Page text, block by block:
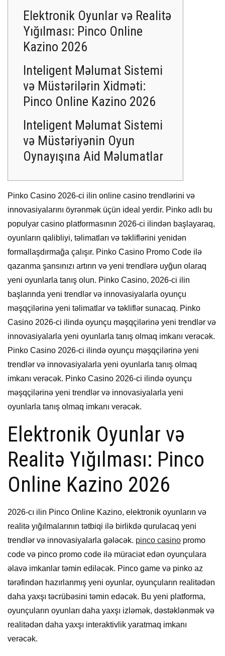
Elektronik Oyunlar və Realitə
Yığılması: Pinco Online
Kazino 2026
Inteligent Məlumat Sistemi
və Müstərilərin Xidməti:
Pinco Online Kazino 2026
Inteligent Məlumat Sistemi
və Müstəriyənin Oyun
Oynayışına Aid Məlumatlar
Pinko Casino 2026-ci ilin online casino trendlərini və
innovasiyalarını öyrənmək üçün ideal yerdir. Pinko adlı bu
populyar casino platformasının 2026-ci ilindən başlayaraq,
oyunların qalibliyi, təlimatları və təkliflərini yenidən
formallaşdırmağa çalışır. Pinko Casino Promo Code ilə
qazanma şansınızı artırın və yeni trendlərə uyğun olaraq
yeni oyunlarla tanış olun. Pinko Casino, 2026-ci ilin
başlarında yeni trendlər və innovasiyalarla oyunçu
məşqçilərinə yeni təlimatlar və təkliflər sunacaq. Pinko
Casino 2026-ci ilində oyunçu məşqçilərinə yeni trendlər və
innovasiyalarla yeni oyunlarla tanış olmaq imkanı verəcək.
Pinko Casino 2026-ci ilində oyunçu məşqçilərinə yeni
trendlər və innovasiyalarla yeni oyunlarla tanış olmaq
imkanı verəcək. Pinko Casino 2026-ci ilində oyunçu
məşqçilərinə yeni trendlər və innovasiyalarla yeni
oyunlarla tanış olmaq imkanı verəcək.
Elektronik Oyunlar və
Realitə Yığılması: Pinco
Online Kazino 2026
2026-cı ilin Pinco Online Kazino, elektronik oyunların və
realitə yığılmalarının tətbiqi ilə birlikdə qurulacaq yeni
trendlər və innovasiyalarla gələcək. pinco casino promo
code və pinco promo code ilə müraciət edən oyunçulara
əlavə imkanlar təmin ediləcək. Pinco game və pinko az
tərəfindən hazırlanmış yeni oyunlar, oyunçuların realitədən
daha yaxşı təcrübəsini təmin edəcək. Bu yeni platforma,
oyunçuların oyunları daha yaxşı izləmək, dəstəklənmək və
realitədən daha yaxşı interaktivlik yaratmaq imkanı
verəcək.